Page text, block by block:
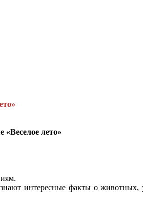
«Веселое лето»
интересные факты о